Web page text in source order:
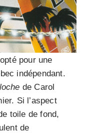
pour une
indépendant.
de Carol
Si l’aspect
toile de fond,
de